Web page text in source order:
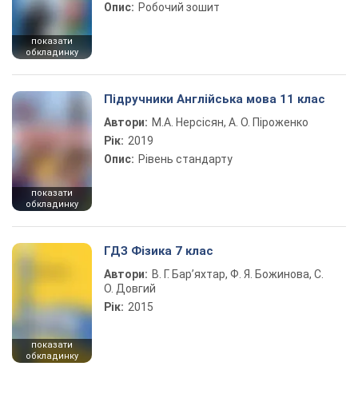
показати
обкладинку
Опис: Робочий зошит
показати
обкладинку
Підручники Англійська мова 11 клас
Автори: М.А. Нерсісян, А. О. Піроженко
Рік: 2019
Опис: Рівень стандарту
показати
обкладинку
ГДЗ Фізика 7 клас
Автори: В. Г. Бар’яхтар, Ф. Я. Божинова, С.
О. Довгий
Рік: 2015